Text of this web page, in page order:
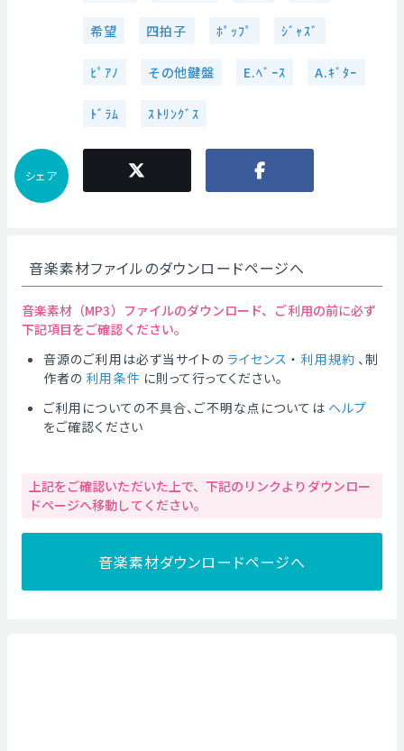
希望 四拍子 ﾎﾟｯﾌﾟ ｼﾞｬｽﾞ
ﾋﾟｱﾉ その他鍵盤 E.ﾍﾞｰｽ A.ｷﾞﾀｰ
ﾄﾞﾗﾑ ｽﾄﾘﾝｸﾞｽ
シェア
音楽素材ファイルのダウンロードページへ
音楽素材（MP3）ファイルのダウンロード、ご利用の前に必ず
下記項目をご確認ください。
音源のご利用は必ず当サイトの ライセンス ・ 利用規約 、制
作者の 利用条件 に則って行ってください。
ご利用についての不具合、ご不明な点については ヘルプ
をご確認ください
上記をご確認いただいた上で、下記のリンクよりダウンロー
ドページへ移動してください。
音楽素材ダウンロードページへ